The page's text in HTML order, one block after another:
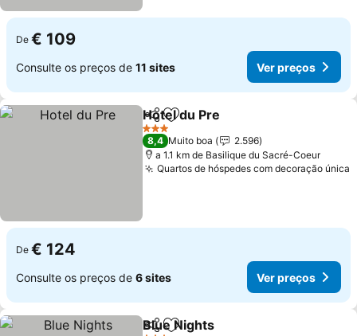
De € 109
Consulte os preços de 11 sites Ver preços
PartilharAdicionar aos favoritos
Hotel du Pre
3 Estrelas
8,4 Muito boa
2.596
a 1.1 km de Basilique du Sacré-Coeur
Quartos de hóspedes com decoração única
De € 124
Consulte os preços de 6 sites Ver preços
Partilhar
Blue Nights